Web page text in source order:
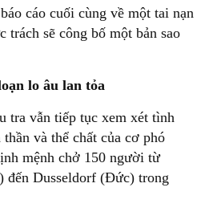
cáo cuối cùng về một tai nạn
trách sẽ công bố một bản sao
lo âu lan tỏa
tra vẫn tiếp tục xem xét tình
và thể chất của cơ phó
mệnh chở 150 người từ
đến Dusseldorf (Đức) trong